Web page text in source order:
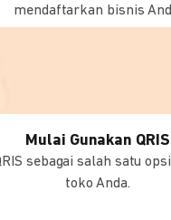
mendaftarkan bisnis
Mulai Gunakan QRIS
sebagai salah satu
toko Anda.